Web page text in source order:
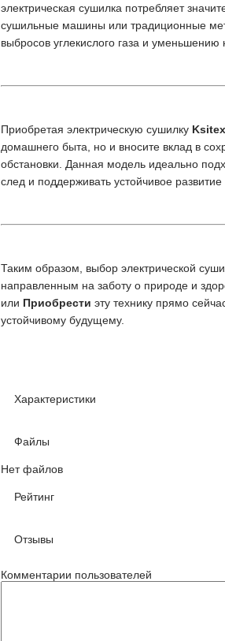
электрическая сушилка потребляет
сушильные машины или традиционные
выбросов углекислого газа и уменьшению
Приобретая электрическую сушилку
домашнего быта, но и вносите вклад в
обстановки. Данная модель идеально
след и поддерживать устойчивое развитие
Таким образом, выбор электрической
направленным на заботу о природе и
или Приобрести эту технику прямо
устойчивому будущему.
Характеристики
Файлы
Нет файлов
Рейтинг
Отзывы
Комментарии пользователей